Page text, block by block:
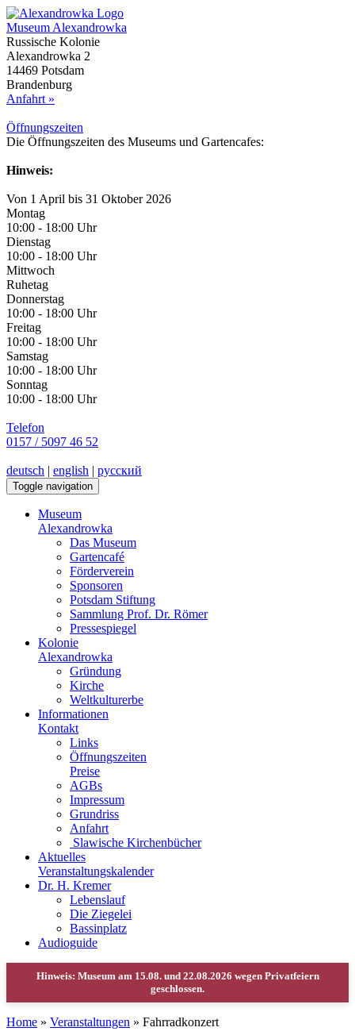
Museum Alexandrowka
Russische Kolonie
Alexandrowka 2
14469 Potsdam
Brandenburg
Anfahrt »
Öffnungs­zeiten
Die Öffnungszeiten des Museums und Gartencafes:
Hinweis:
Von 1 April bis 31 Oktober 2026
Montag
10:00 - 18:00 Uhr
Dienstag
10:00 - 18:00 Uhr
Mittwoch
Ruhetag
Donnerstag
10:00 - 18:00 Uhr
Freitag
10:00 - 18:00 Uhr
Samstag
10:00 - 18:00 Uhr
Sonntag
10:00 - 18:00 Uhr
Telefon
0157 / 5097 46 52
deutsch | english | русский
Toggle navigation
Museum
Alexandrowka
Das Museum
Gartencafé
Förderverein
Sponsoren
Potsdam Stiftung
Sammlung Prof. Dr. Römer
Pressespiegel
Kolonie
Alexandrowka
Gründung
Kirche
Weltkulturerbe
Informationen
Kontakt
Links
Öffnungszeiten
Preise
AGBs
Impressum
Grundriss
Anfahrt
Slawische Kirchenbücher
Aktuelles
Veranstaltungskalender
Dr. H. Kremer
Lebenslauf
Die Ziegelei
Bassinplatz
Audioguide
Home » Veranstaltungen » Fahrradkonzert